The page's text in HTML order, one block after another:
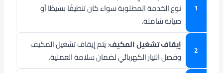
نوع الخدمة المطلوبة سواء كان تنظيفًا بسيطًا أو
صيانة شاملة.
إيقاف تشغيل المكيف: يتم إيقاف تشغيل المكيف
وفصل التيار الكهربائي لضمان سلامة العملية.